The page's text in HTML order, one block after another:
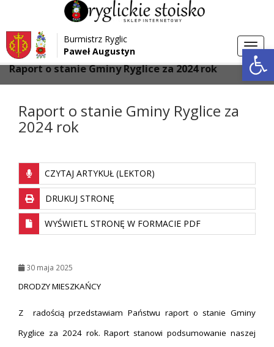
Przejdź do menu
Przejdź do głównej treści strony
Przejdź do stopki strony
Burmistrz Ryglic
Paweł Augustyn
Strona główna > Aktualności
Raport o stanie Gminy Ryglice za 2024 rok
Raport o stanie Gminy Ryglice za
2024 rok
CZYTAJ ARTYKUŁ (LEKTOR)
DRUKUJ STRONĘ
WYŚWIETL STRONĘ W FORMACIE PDF
30 maja 2025
DRODZY MIESZKAŃCY
Z radością przedstawiam Państwu raport o stanie Gminy
Ryglice za 2024 rok. Raport stanowi podsumowanie naszej